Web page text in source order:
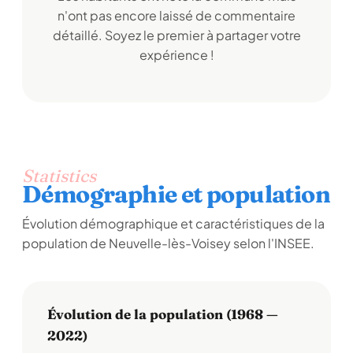
n'ont pas encore laissé de commentaire
détaillé. Soyez le premier à partager votre
expérience !
Statistics
Démographie et population
Évolution démographique et caractéristiques de la
population de Neuvelle-lès-Voisey selon l'INSEE.
Évolution de la population (1968 —
2022)